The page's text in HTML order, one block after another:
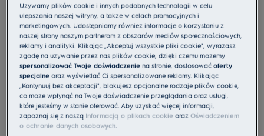
Karta informacyjna UE
Cechy
Piecz lepiej dzięki piekarnikowi 500 SurroundCook® ze SteamBake.
Pyszne wypieki z dodatkiem pary
Termosonda
Instrukcje bezpieczeństwa i ostrzeżenia dotyczące
bezpieczeństwa zgodnie z rozporządzeniem UE 2023/988 są
wymienione w rozdziale I i II instrukcji obsługi. W celu
bezpiecznego korzystania z produktu należy zapoznać się z
Używamy plików cookie i innych podobnych technologii w celu
ulepszania naszej witryny, a także w celach promocyjnych i
marketingowych. Udostępniamy również informacje o korzystaniu z
naszej strony naszym partnerom z obszarów mediów społecznościowych,
reklamy i analityki. Klikając „Akceptuj wszystkie pliki cookie", wyrażasz
zgodę na używanie przez nas plików cookie, dzięki czemu możemy
spersonalizować Twoje doświadczenie na stronie, dostosowaćoferty
specjalne oraz wyświetlać Ci spersonalizowane reklamy. Klikając
„Kontynuuj bez akceptacji", blokujesz opcjonalne rodzaje plików cookie,
co może wpłynąć na Twoje doświadczenie przeglądania oraz usługi,
które jesteśmy w stanie oferować. Aby uzyskać więcej informacji,
zapoznaj się z naszą Informacją o plikach cookie orazOświadczeniem
o ochronie danych osobowych.